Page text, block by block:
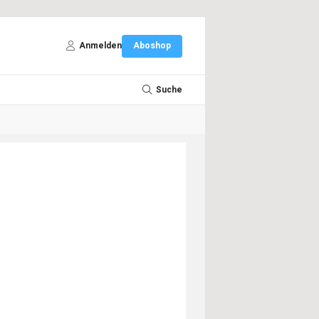
Anmelden Aboshop
Suche